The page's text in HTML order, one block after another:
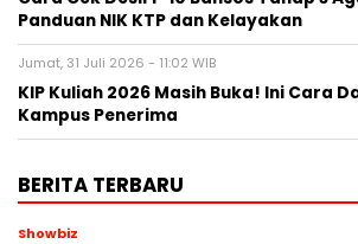
Panduan NIK KTP dan Kelayakan
Jumat, 31 Juli 2026 - 11:02 WIB
KIP Kuliah 2026 Masih Buka! Ini Cara
Kampus Penerima
BERITA TERBARU
Showbiz